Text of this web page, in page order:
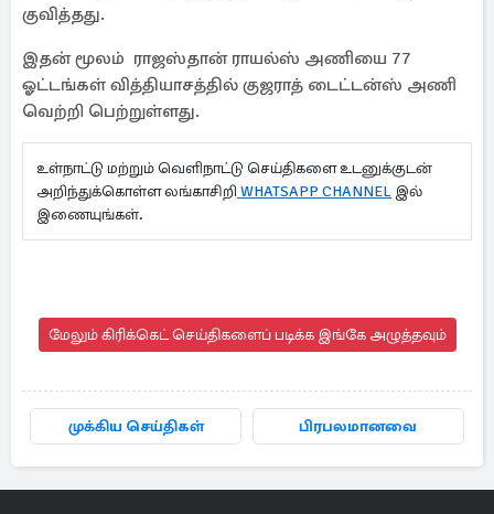
குவித்தது.
இதன் மூலம் ராஜஸ்தான் ராயல்ஸ் அணியை 77
ஓட்டங்கள் வித்தியாசத்தில் குஜராத் டைட்டன்ஸ் அணி
வெற்றி பெற்றுள்ளது.
உள்நாட்டு மற்றும் வெளிநாட்டு செய்திகளை உடனுக்குடன்
அறிந்துக்கொள்ள லங்காசிறி WHATSAPP CHANNEL இல்
இணையுங்கள்.
மேலும் கிரிக்கெட் செய்திகளைப் படிக்க இங்கே அழுத்தவும்
முக்கிய செய்திகள் பிரபலமானவை